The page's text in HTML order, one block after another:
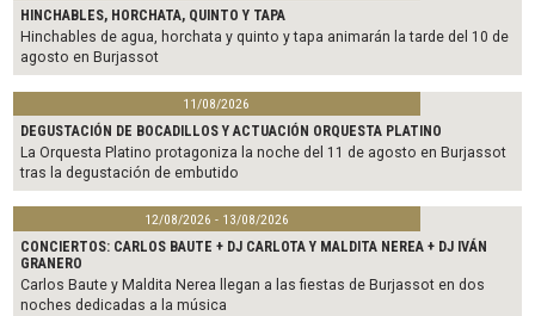
HINCHABLES, HORCHATA, QUINTO Y TAPA
Hinchables de agua, horchata y quinto y tapa animarán la tarde del 10 de
agosto en Burjassot
11/08/2026
DEGUSTACIÓN DE BOCADILLOS Y ACTUACIÓN ORQUESTA PLATINO
La Orquesta Platino protagoniza la noche del 11 de agosto en Burjassot
tras la degustación de embutido
12/08/2026 - 13/08/2026
CONCIERTOS: CARLOS BAUTE + DJ CARLOTA Y MALDITA NEREA + DJ IVÁN
GRANERO
Carlos Baute y Maldita Nerea llegan a las fiestas de Burjassot en dos
noches dedicadas a la música